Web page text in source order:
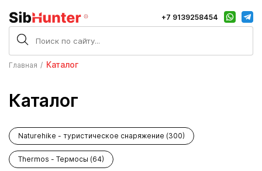
+7 9139258454
Главная Каталог
Каталог
Naturehike - туристическое снаряжение (300)
Thermos - Термосы (64)